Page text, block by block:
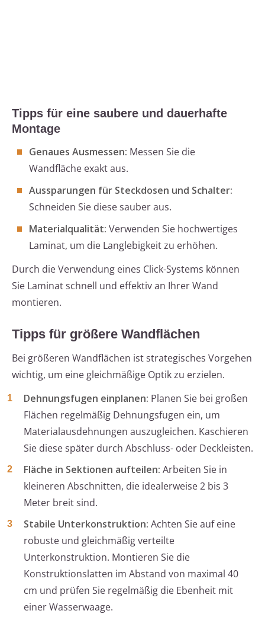
Tipps für eine saubere und dauerhafte
Montage
Genaues Ausmessen: Messen Sie die
Wandfläche exakt aus.
Aussparungen für Steckdosen und Schalter:
Schneiden Sie diese sauber aus.
Materialqualität: Verwenden Sie hochwertiges
Laminat, um die Langlebigkeit zu erhöhen.
Durch die Verwendung eines Click-Systems können
Sie Laminat schnell und effektiv an Ihrer Wand
montieren.
Tipps für größere Wandflächen
Bei größeren Wandflächen ist strategisches Vorgehen
wichtig, um eine gleichmäßige Optik zu erzielen.
Dehnungsfugen einplanen: Planen Sie bei großen
Flächen regelmäßig Dehnungsfugen ein, um
Materialausdehnungen auszugleichen. Kaschieren
Sie diese später durch Abschluss- oder Deckleisten.
Fläche in Sektionen aufteilen: Arbeiten Sie in
kleineren Abschnitten, die idealerweise 2 bis 3
Meter breit sind.
Stabile Unterkonstruktion: Achten Sie auf eine
robuste und gleichmäßig verteilte
Unterkonstruktion. Montieren Sie die
Konstruktionslatten im Abstand von maximal 40
cm und prüfen Sie regelmäßig die Ebenheit mit
einer Wasserwaage.